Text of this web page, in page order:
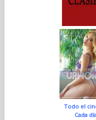
Todo el
Cada